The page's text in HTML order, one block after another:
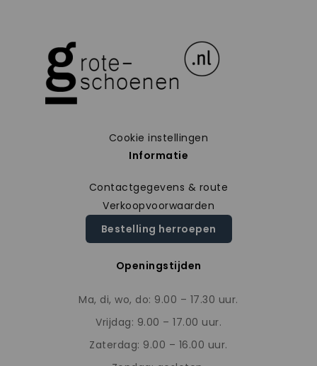
Cookie instellingen
Informatie
Contactgegevens & route
Verkoopvoorwaarden
Bestelling herroepen
Openingstijden
Ma, di, wo, do: 9.00 – 17.30 uur.
Vrijdag: 9.00 – 17.00 uur.
Zaterdag: 9.00 – 16.00 uur.